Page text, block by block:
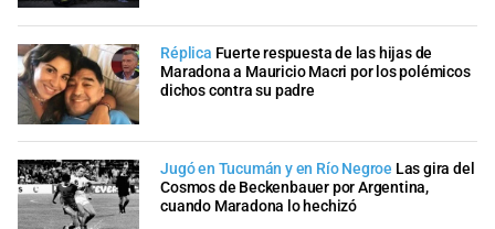
Réplica Fuerte respuesta de las hijas de
Maradona a Mauricio Macri por los polémicos
dichos contra su padre
Jugó en Tucumán y en Río Negroe Las gira del
Cosmos de Beckenbauer por Argentina,
cuando Maradona lo hechizó